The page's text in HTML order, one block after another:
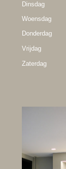
Dinsdag
Woensdag
Donderdag
Vrijdag
Zaterdag